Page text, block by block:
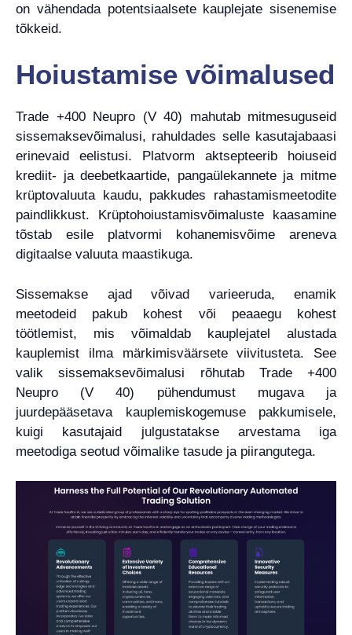
on vähendada potentsiaalsete kauplejate sisenemise
tõkkeid.
Hoiustamise võimalused
Trade +400 Neupro (V 40) mahutab mitmesuguseid
sissemaksevõimalusi, rahuldades selle kasutajabaasi
erinevaid eelistusi. Platvorm aktsepteerib hoiuseid
krediit- ja deebetkaartide, pangaülekannete ja mitme
krüptovaluuta kaudu, pakkudes rahastamismeetodite
paindlikkust. Krüptohoiustamisvõimaluste kaasamine
tõstab esile platvormi kohanemisvõime areneva
digitaalse valuuta maastikuga.
Sissemakse ajad võivad varieeruda, enamik
meetodeid pakub kohest või peaaegu kohest
töötlemist, mis võimaldab kauplejatel alustada
kauplemist ilma märkimisväärsete viivitusteta. See
valik sissemaksevõimalusi rõhutab Trade +400
Neupro (V 40) pühendumust mugava ja
juurdepääsetava kauplemiskogemuse pakkumisele,
kuigi kasutajaid julgustatakse arvestama iga
meetodiga seotud võimalike tasude ja piirangutega.